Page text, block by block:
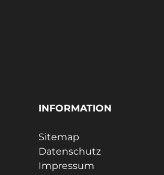
INFORMATION
Sitemap
Datenschutz
Impressum